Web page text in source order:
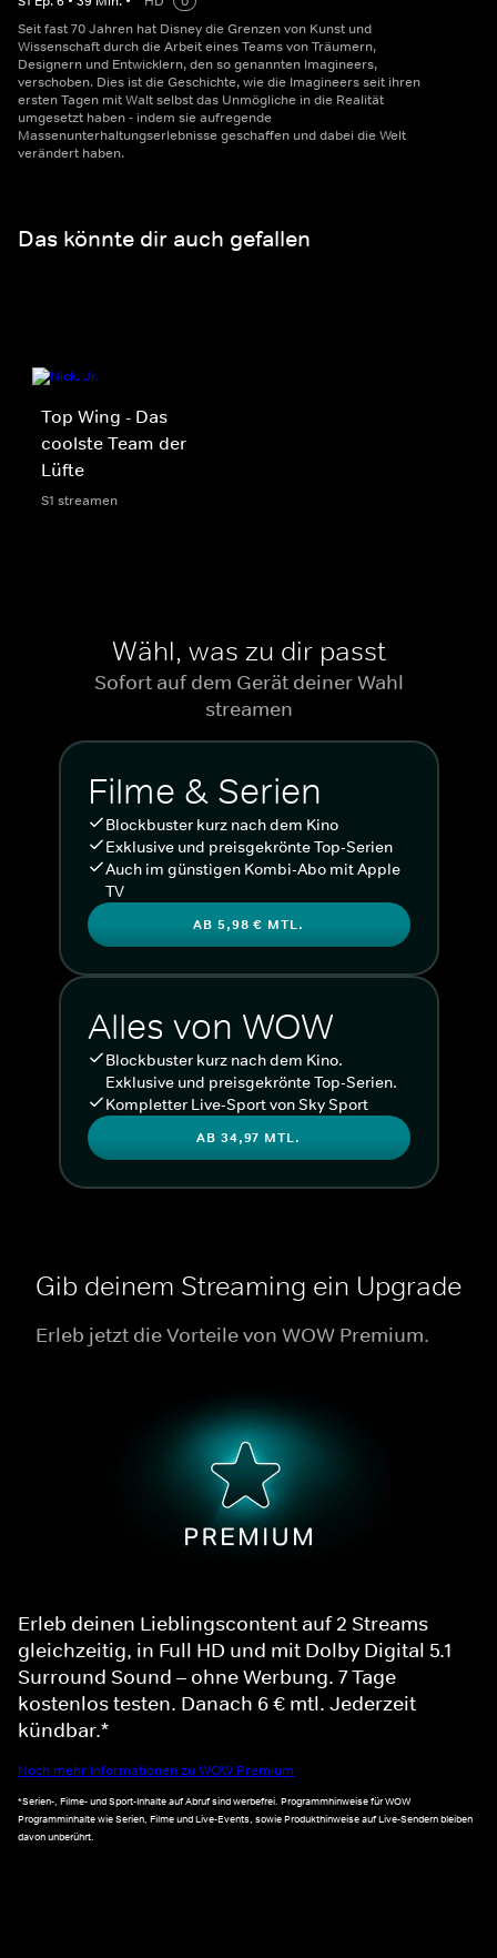
Seit fast 70 Jahren hat Disney die Grenzen von Kunst und
Wissenschaft durch die Arbeit eines Teams von Träumern,
Designern und Entwicklern, den so genannten Imagineers,
verschoben. Dies ist die Geschichte, wie die Imagineers seit ihren
ersten Tagen mit Walt selbst das Unmögliche in die Realität
umgesetzt haben - indem sie aufregende
Massenunterhaltungserlebnisse geschaffen und dabei die Welt
verändert haben.
Das könnte dir auch gefallen
Top Wing - Das
coolste Team der
Lüfte
S1 streamen
Wähl, was zu dir passt
Sofort auf dem Gerät deiner Wahl
streamen
Filme & Serien
Blockbuster kurz nach dem Kino
Exklusive und preisgekrönte Top-Serien
Auch im günstigen Kombi-Abo mit Apple
TV
AB 5,98 € MTL.
Alles von WOW
Blockbuster kurz nach dem Kino.
Exklusive und preisgekrönte Top-Serien.
Kompletter Live-Sport von Sky Sport
AB 34,97 MTL.
Gib deinem Streaming ein Upgrade
Erleb jetzt die Vorteile von WOW Premium.
Erleb deinen Lieblingscontent auf 2 Streams
gleichzeitig, in Full HD und mit Dolby Digital 5.1
Surround Sound – ohne Werbung. 7 Tage
kostenlos testen. Danach 6 € mtl. Jederzeit
kündbar.*
Noch mehr Informationen zu WOW Premium
*Serien-, Filme- und Sport-Inhalte auf Abruf sind werbefrei. Programmhinweise für WOW
Programminhalte wie Serien, Filme und Live-Events, sowie Produkthinweise auf Live-Sendern bleiben
davon unberührt.